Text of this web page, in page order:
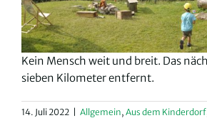
Kein Mensch weit und breit. Das
sieben Kilometer entfernt.
14. Juli 2022 Allgemein, Aus dem Kinderdorf